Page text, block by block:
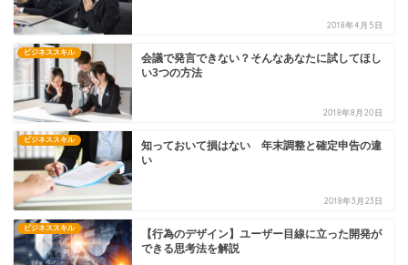
2018年4月5日
ビジネススキル
会議で発言できない？そんなあなたに試してほし
い3つの方法
2018年8月20日
ビジネススキル
知っておいて損はない 年末調整と確定申告の違
い
2018年3月23日
ビジネススキル
【行為のデザイン】ユーザー目線に立った開発が
できる思考法を解説